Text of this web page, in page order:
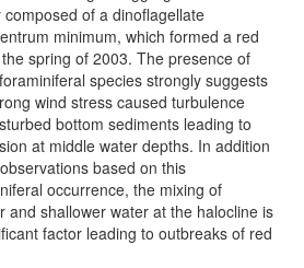
composed of a dinoflagellate
minimum, which formed a red
spring of 2003. The presence of
species strongly suggests
wind stress caused turbulence
bottom sediments leading to
at middle water depths. In addition
based on this
occurrence, the mixing of
and shallower water at the halocline is
factor leading to outbreaks of red